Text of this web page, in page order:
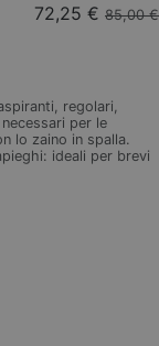
72,25 € 85,00 €
regolari,
per le
lo zaino in spalla.
ideali per brevi